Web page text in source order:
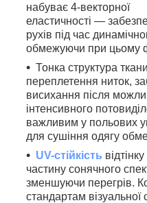
набуває 4-векторної
еластичності —
рухів під час
обмежуючи при цьому
Тонка структура
переплетення ниток,
висихання після
інтенсивного
важливим у польових
для сушіння одягу
UV-стійкість відтінку
частину сонячного
зменшуючи перегрів.
стандартам візуальної